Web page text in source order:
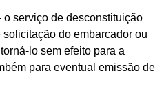
serviço de desconstituição
do embarcador ou
lo sem efeito para a
para eventual emissão de